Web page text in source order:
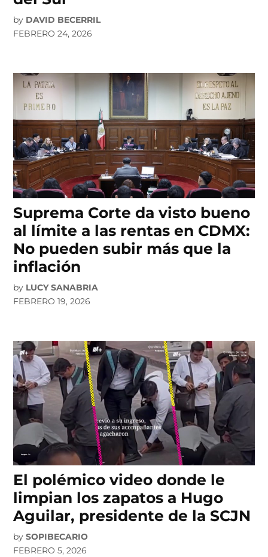
by DAVID BECERRIL
FEBRERO 24, 2026
Suprema Corte da visto bueno
al límite a las rentas en CDMX:
No pueden subir más que la
inflación
by LUCY SANABRIA
FEBRERO 19, 2026
El polémico video donde le
limpian los zapatos a Hugo
Aguilar, presidente de la SCJN
by SOPIBECARIO
FEBRERO 5, 2026